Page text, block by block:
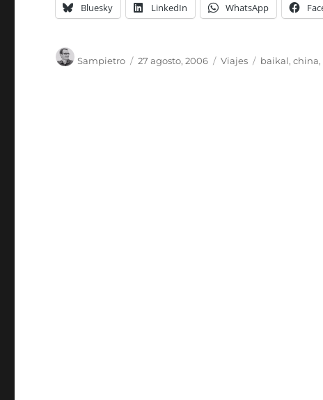
Bluesky LinkedIn WhatsApp
Sampietro 27 agosto, 2006
Categorías
Viajes baikal,china,